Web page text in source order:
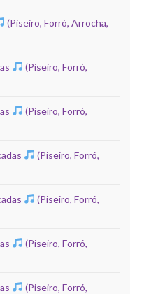
(Piseiro, Forró, Arrocha,
(Piseiro, Forró,
(Piseiro, Forró,
(Piseiro, Forró,
(Piseiro, Forró,
(Piseiro, Forró,
(Piseiro, Forró,